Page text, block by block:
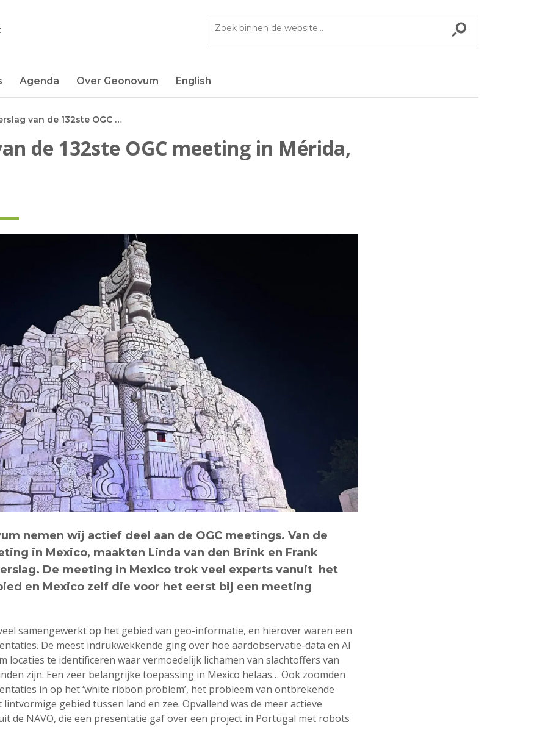
Vul
Agenda Over Geonovum English
Verslag van de 132ste OGC meeting in Mérida, Mexico
de 132ste OGC meeting in Mérida,
nemen wij actief deel aan de OGC meetings. Van de
in Mexico, maakten Linda van den Brink en Frank
De meeting in Mexico trok veel experts vanuit het
en Mexico zelf die voor het eerst bij een meeting
samengewerkt op het gebied van geo-informatie, en hierover waren een
De meest indrukwekkende ging over hoe aardobservatie-data en AI
locaties te identificeren waar vermoedelijk lichamen van slachtoffers van
zijn. Een zeer belangrijke toepassing in Mexico helaas… Ook zoomden
in op het ‘white ribbon problem’, het probleem van ontbrekende
gebied tussen land en zee. Opvallend was de meer actieve
de NAVO, die een presentatie gaf over een project in Portugal met robots